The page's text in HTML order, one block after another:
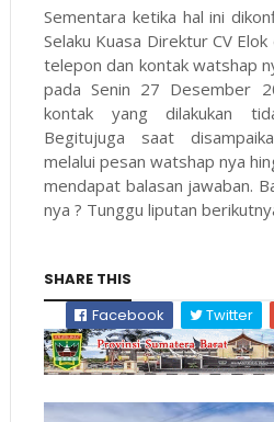
Sementara ketika hal ini
Selaku Kuasa Direktur CV
telepon dan kontak watshap
pada Senin 27 Desember
kontak yang dilakukan
Begitujuga saat
melalui pesan watshap nya
mendapat balasan jawaban.
nya ? Tunggu liputan
SHARE THIS
Facebook
Twitter